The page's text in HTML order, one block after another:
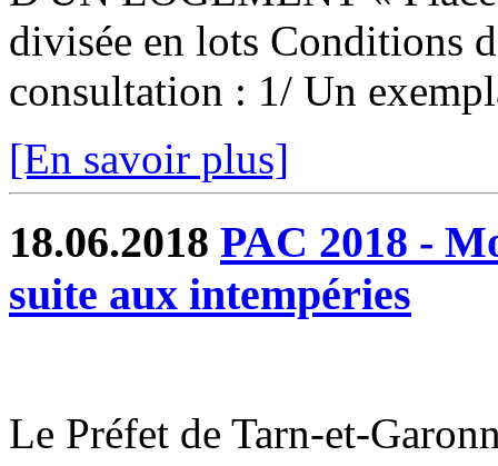
divisée en lots Conditions
consultation : 1/ Un
[En savoir plus]
18.06.2018 PAC 2018 -
suite aux intempéries
Le Préfet de Tarn-et-